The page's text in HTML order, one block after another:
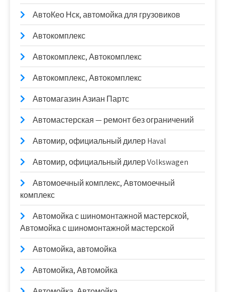
АвтоКео Нск, автомойка для грузовиков
Автокомплекс
Автокомплекс, Автокомплекс
Автокомплекс, Автокомплекс
Автомагазин Азиан Партс
Автомастерская — ремонт без ограничений
Автомир, официальный дилер Haval
Автомир, официальный дилер Volkswagen
Автомоечный комплекс, Автомоечный
комплекс
Автомойка с шиномонтажной мастерской,
Автомойка с шиномонтажной мастерской
Автомойка, автомойка
Автомойка, Автомойка